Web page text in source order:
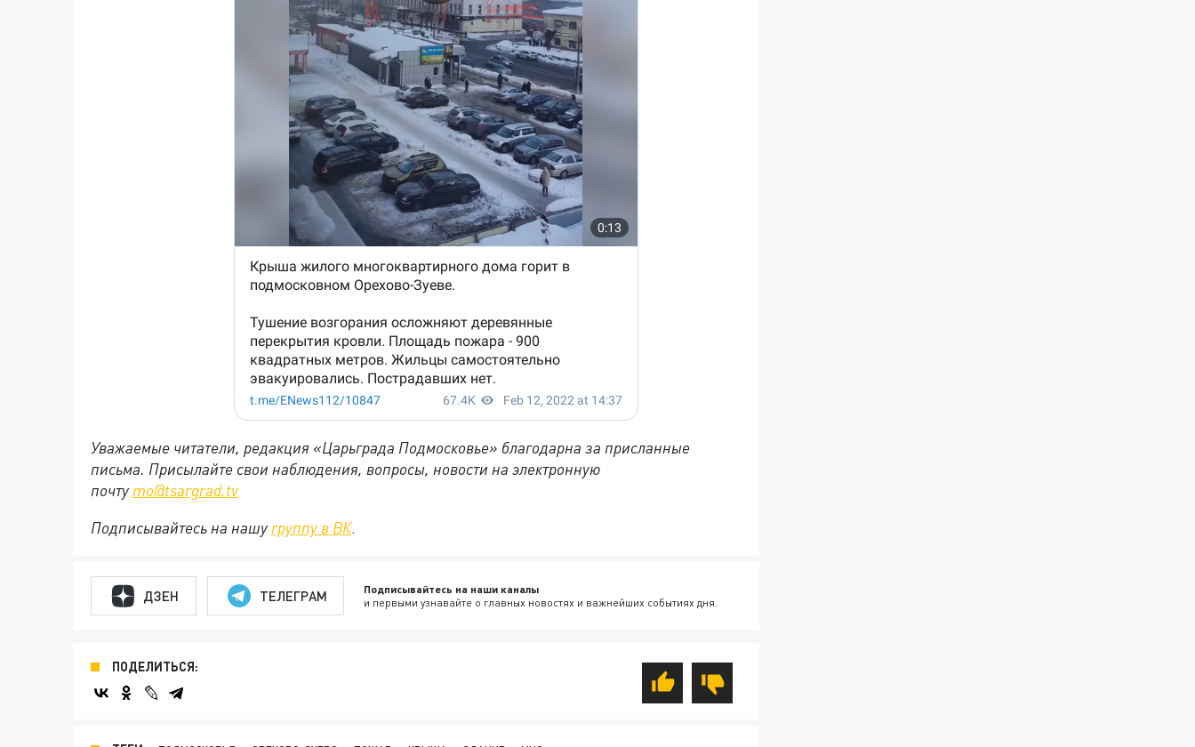
Уважаемые читатели, редакция «Царьграда Подмосковье» благодарна за присланные
письма. Присылайте свои наблюдения, вопросы, новости на электронную
почту mo@tsargrad.tv
Подписывайтесь на нашу группу в ВК.
ДЗЕН ТЕЛЕГРАМ Подписывайтесь на наши каналы
и первыми узнавайте о главных новостях и важнейших событиях дня.
ПОДЕЛИТЬСЯ: